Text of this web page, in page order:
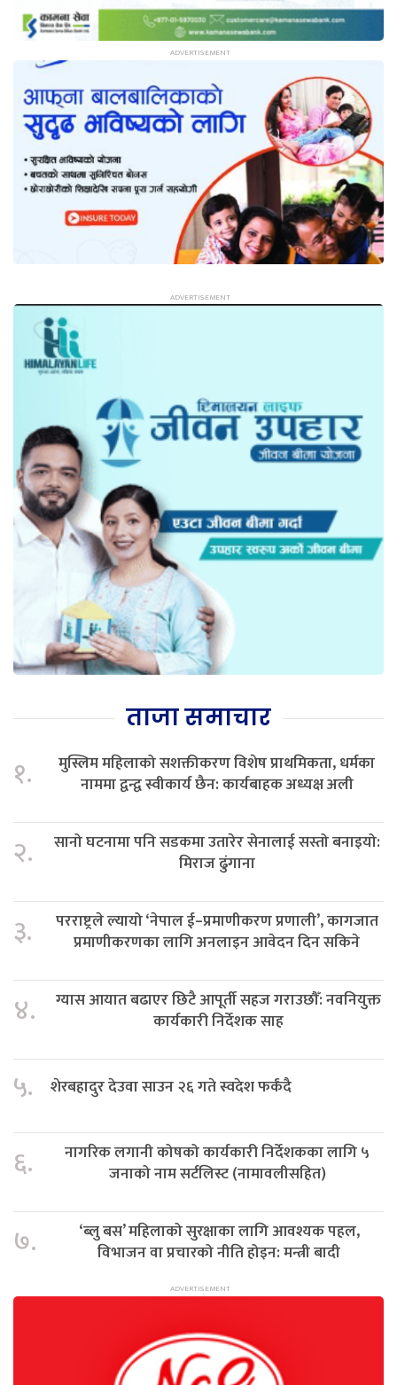
ताजा समाचार
१.
मुस्लिम महिलाको सशक्तीकरण विशेष प्राथमिकता, धर्मका
नाममा द्वन्द्व स्वीकार्य छैन: कार्यबाहक अध्यक्ष अली
२.
सानो घटनामा पनि सडकमा उतारेर सेनालाई सस्तो बनाइयो:
मिराज ढुंगाना
३.
परराष्ट्रले ल्यायो ‘नेपाल ई–प्रमाणीकरण प्रणाली’, कागजात
प्रमाणीकरणका लागि अनलाइन आवेदन दिन सकिने
४.
ग्यास आयात बढाएर छिटै आपूर्ती सहज गराउछौँ: नवनियुक्त
कार्यकारी निर्देशक साह
५. शेरबहादुर देउवा साउन २६ गते स्वदेश फर्कंदै
६.
नागरिक लगानी कोषको कार्यकारी निर्देशकका लागि ५
जनाको नाम सर्टलिस्ट (नामावलीसहित)
७.
‘ब्लु बस’ महिलाको सुरक्षाका लागि आवश्यक पहल,
विभाजन वा प्रचारको नीति होइन: मन्त्री बादी